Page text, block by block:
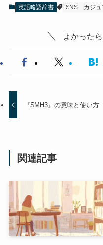
英語略語辞書 SNS カジュ
よかった
『SMH3』の意味と使い方
関連記事